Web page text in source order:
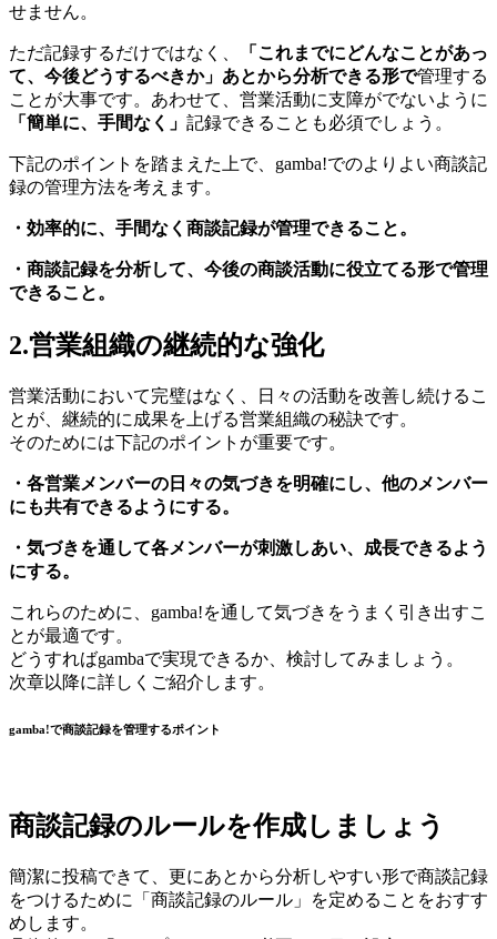
せません。
ただ記録するだけではなく、
「これまでにどんなことがあっ
て、今後どうするべきか」あとから分析できる形で管理する
ことが大事です。あわせて、営業活動に支障がでないように
「簡単に、手間なく」 記録できることも必須でしょう。
下記のポイントを踏まえた上で、gamba!でのよりよい商談記
録の管理方法を考えます。
・効率的に、手間なく商談記録が管理できること。
・商談記録を分析して、今後の商談活動に役立てる形で管理
できること。
2.営業組織の継続的な強化
営業活動において完璧はなく、日々の活動を改善し続けるこ
とが、継続的に成果を上げる営業組織の秘訣です。
そのためには下記のポイントが重要です。
・各営業メンバーの日々の気づきを明確にし、他のメンバー
にも共有できるようにする。
・気づきを通して各メンバーが刺激しあい、成長できるよう
にする。
これらのために、gamba!を通して気づきをうまく引き出すこ
とが最適です。
どうすればgambaで実現できるか、検討してみましょう。
次章以降に詳しくご紹介します。
gamba!で商談記録を管理するポイント
商談記録のルールを作成しましょう
簡潔に投稿できて、更にあとから分析しやすい形で商談記録
をつけるために「商談記録のルール」を定めることをおすす
めします。